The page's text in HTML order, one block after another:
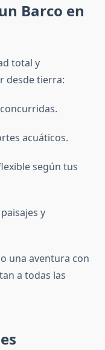
Barco en
total y
desde tierra:
acuáticos.
según tus
y
una aventura con
a todas las